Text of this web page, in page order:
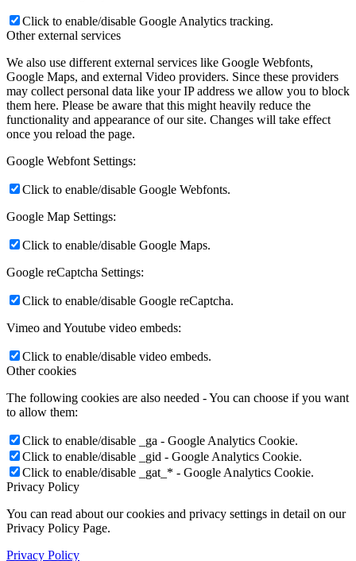
Click to enable/disable Google Analytics tracking.
Other external services
We also use different external services like Google Webfonts,
Google Maps, and external Video providers. Since these providers
may collect personal data like your IP address we allow you to block
them here. Please be aware that this might heavily reduce the
functionality and appearance of our site. Changes will take effect
once you reload the page.
Google Webfont Settings:
Click to enable/disable Google Webfonts.
Google Map Settings:
Click to enable/disable Google Maps.
Google reCaptcha Settings:
Click to enable/disable Google reCaptcha.
Vimeo and Youtube video embeds:
Click to enable/disable video embeds.
Other cookies
The following cookies are also needed - You can choose if you want
to allow them:
Click to enable/disable _ga - Google Analytics Cookie.
Click to enable/disable _gid - Google Analytics Cookie.
Click to enable/disable _gat_* - Google Analytics Cookie.
Privacy Policy
You can read about our cookies and privacy settings in detail on our
Privacy Policy Page.
Privacy Policy